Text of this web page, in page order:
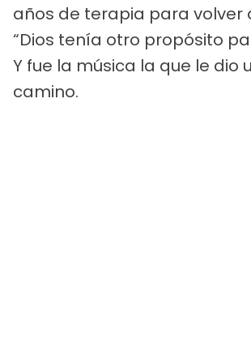
años de terapia para volver
“Dios tenía otro propósito
Y fue la música la que le dio
camino.